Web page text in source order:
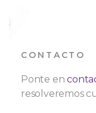
CONTACTO
Ponte en
resolveremos